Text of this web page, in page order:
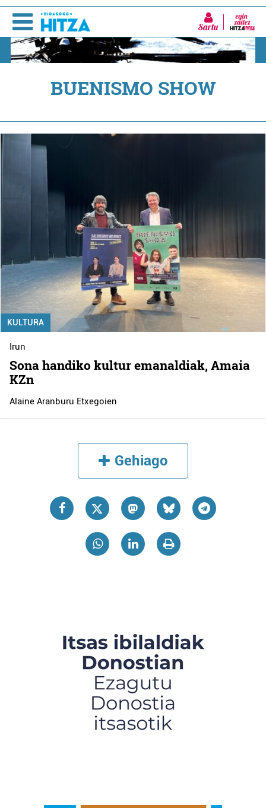
Sartu
BUENISMO SHOW
KULTURA
Irun
Sona handiko kultur emanaldiak, Amaia
KZn
Alaine Aranburu Etxegoien
Gehiago